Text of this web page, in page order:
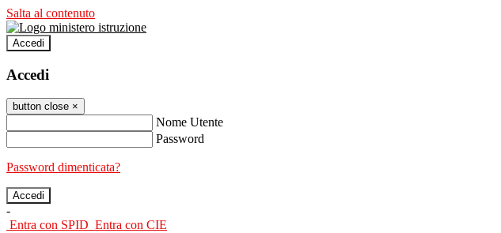
Salta al contenuto
Accedi
Accedi
button close ×
Nome Utente
Password
Password dimenticata?
-
Entra con SPID Entra con CIE